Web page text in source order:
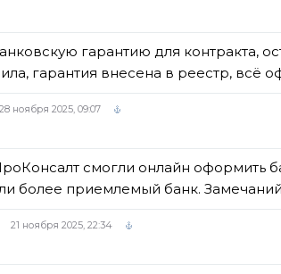
гарантию для контракта,
гарантия внесена в реестр, всё
28 ноября 2025, 09:07
смогли онлайн оформить
более приемлемый банк.
21 ноября 2025, 22:34